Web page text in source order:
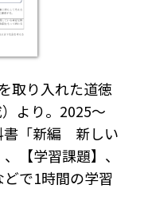
取り入れた道徳
より。2025～
書「新編 新しい
【学習課題】、
どで1時間の学習